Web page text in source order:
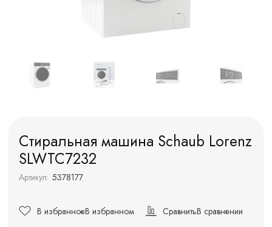
Cтиральная машина Schaub Lorenz
SLWTC7232
Артикул: 5378177
В избранноеВ избранном СравнитьВ сравнении